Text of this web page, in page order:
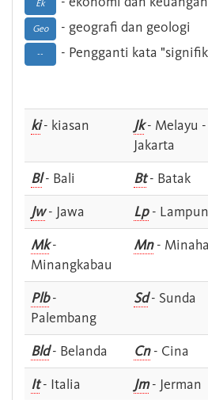
Ek
Geo - geografi dan geologi
-- - Pengganti kata
ki- kiasan Jk- Melayu -
Jakarta
Bl- Bali Bt- Batak
Jw- Jawa Lp-
Mk-
Minangkabau
Mn-
Plb-
Palembang
Sd- Sunda
Bld- Belanda Cn- Cina
It- Italia Jm- Jerman